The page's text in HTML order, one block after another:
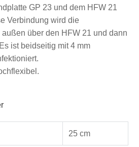
GP 23 und dem HFW 21
Verbindung wird die
über den HFW 21 und dann
ist beidseitig mit 4 mm
25 cm